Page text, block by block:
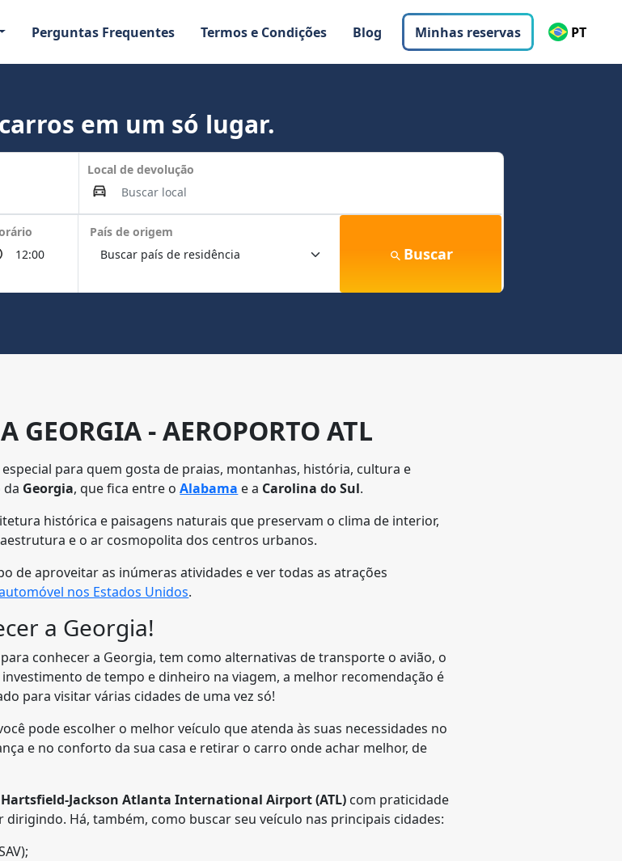
Perguntas Frequentes Termos e Condições Blog Minhas reservas PT
em um só lugar.
Local de devolução
País de origem
Buscar
GEORGIA - AEROPORTO ATL
para quem gosta de praias, montanhas, história, cultura e
da Georgia, que fica entre oAlabama e a Carolina do Sul.
histórica e paisagens naturais que preservam o clima de interior,
e o ar cosmopolita dos centros urbanos.
de aproveitar as inúmeras atividades e ver todas as atrações
nos Estados Unidos.
a Georgia!
para conhecer a Georgia, tem como alternativas de transporte o avião, o
de tempo e dinheiro na viagem, a melhor recomendação é
para visitar várias cidades de uma vez só!
pode escolher o melhor veículo que atenda às suas necessidades no
e no conforto da sua casa e retirar o carro onde achar melhor, de
Hartsfield-Jackson Atlanta International Airport (ATL) com praticidade
Há, também, como buscar seu veículo nas principais cidades: